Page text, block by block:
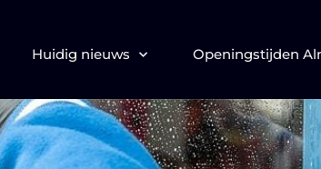
Huidig nieuws Openingstijden